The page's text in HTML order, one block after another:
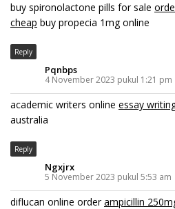
buy spironolactone pills for sale
cheap buy propecia 1mg online
Reply
Pqnbps
4 November 2023 pukul 1:21 pm
academic writers online essay
australia
Reply
Ngxjrx
5 November 2023 pukul 5:53 am
diflucan online orderampicillin